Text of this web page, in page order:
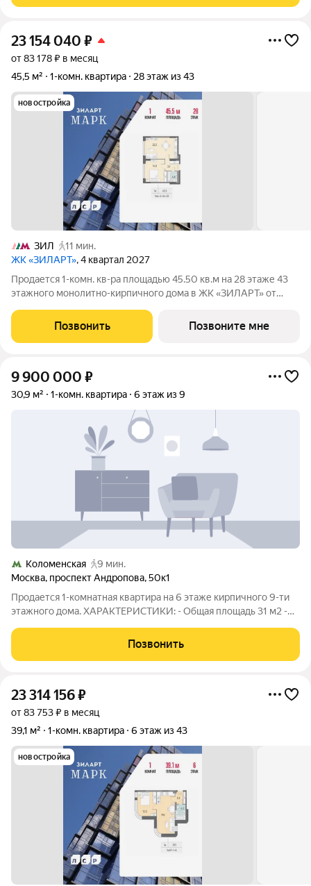
23 154 040 ₽
от 83 178 ₽ в месяц
45,5 м²
1-комн. квартира 28 этаж из 43
новостройка
ЗИЛ
11 мин.
ЖК «ЗИЛАРТ», 4 квартал 2027
Продается 1-комн. кв-ра площадью 45.50 кв.м на 28 этаже 43
этажного монолитно-кирпичного дома в ЖК «ЗИЛАРТ» от
Москвы-реки в жилом квартале «ЗИЛАРТ». Дом состоит из
трех жилых корпусов: 12, 18
Позвонить Позвоните мне
9 900 000 ₽
30,9 м² 1-комн. квартира 6 этаж из 9
Коломенская
9 мин.
Москва, проспект Андропова,50к1
Продается 1-комнатная квартира на 6 этаже кирпичного 9-ти
этажного дома. ХАРАКТЕРИСТИКИ: - Общая площадь 31 м2 -
косметический - Санузел совмещенный - Дом кирпичный -
Метро 5 минут пешком
Позвонить
23 314 156₽
от 83 753 ₽ в месяц
39,1 м²
1-комн. квартира 6 этаж из 43
новостройка